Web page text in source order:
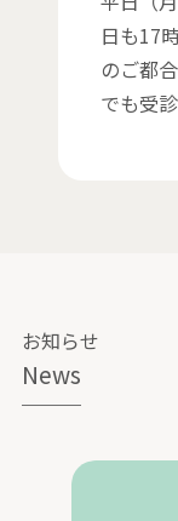
日も17
のご都
でも受
お知らせ
News